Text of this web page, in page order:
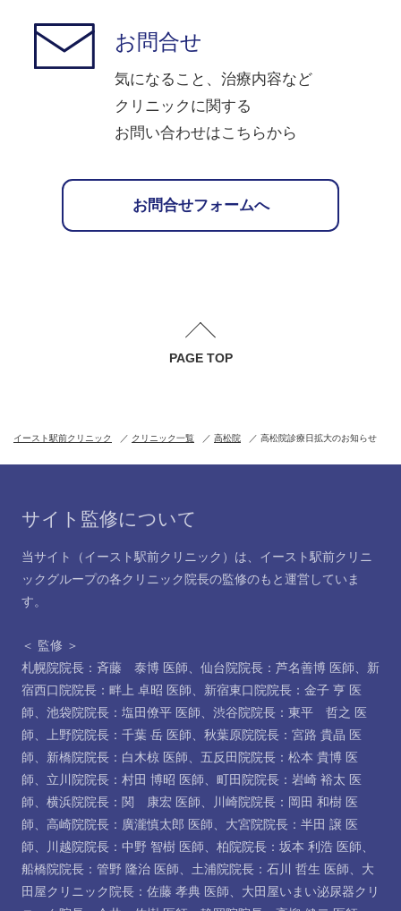
お問合せ
気になること、治療内容など
クリニックに関する
お問い合わせはこちらから
お問合せフォームへ
PAGE TOP
イースト駅前クリニック クリニック一覧 高松院 高松院診療日拡大のお知らせ
サイト監修について
当サイト（イースト駅前クリニック）は、イースト駅前クリニ
ックグループの各クリニック院長の監修のもと運営していま
す。
＜ 監修 ＞
札幌院院長：斉藤 泰博 医師、 仙台院院長：芦名善博 医師、 新
宿西口院院長：畔上 卓昭 医師、 新宿東口院院長：金子 亨 医
師、 池袋院院長：塩田僚平 医師、 渋谷院院長：東平 哲之 医
師、 上野院院長：千葉 岳 医師、 秋葉原院院長：宮路 貴晶 医
師、 新橋院院長：白木椋 医師、 五反田院院長：松本 貴博 医
師、 立川院院長：村田 博昭 医師、 町田院院長：岩崎 裕太 医
師、 横浜院院長：関 康宏 医師、
川崎院院長：岡田 和樹 医
師、 高崎院院長：廣瀧慎太郎 医師、 大宮院院長：半田 譲 医
師、 川越院院長：中野 智樹 医師、 柏院院長：坂本 利浩 医師、
船橋院院長：管野 隆治 医師、 土浦院院長：石川 哲生 医師、 大
田屋クリニック院長：佐藤 孝典 医師、 大田屋いまい泌尿器クリ